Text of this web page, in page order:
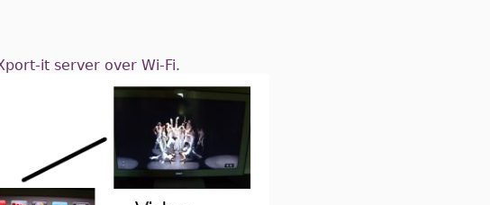
it server over Wi-Fi.